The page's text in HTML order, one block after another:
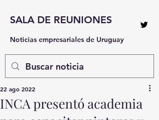
SALA DE REUNIONES
Noticias empresariales de Uruguay
INCA presentó academia
22 ago 2022